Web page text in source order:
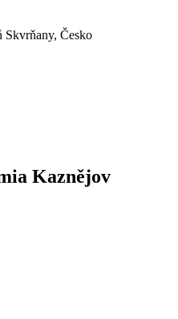
Skvrňany, Česko
Kaznějov